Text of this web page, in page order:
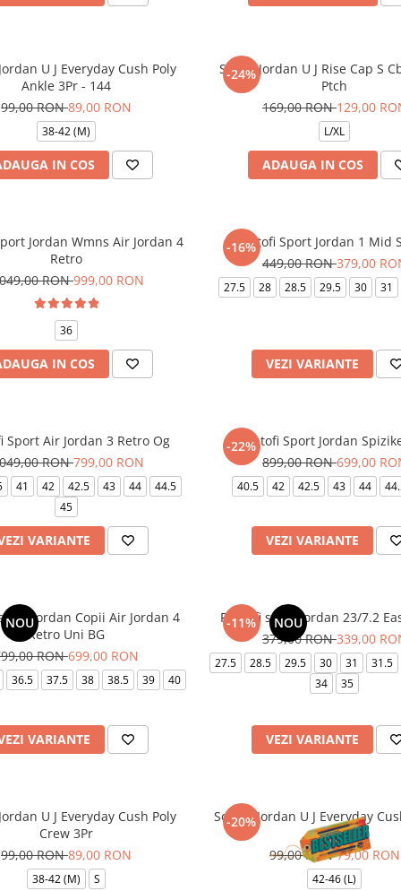
U J Everyday Cush Poly
Ankle 3Pr - 144
99,00 RON89,00 RON
38-42 (M)
IN COS
-24%
Sapca Jordan U J Rise Cap S
Ptch
169,00 RON129,00
L/XL
ADAUGA IN COS
Jordan Wmns Air Jordan 4
Retro
RON999,00 RON
36
IN COS
-16%
Pantofi Sport Jordan 1 Mid
449,00 RON379,00
27.5 28 28.5 29.5 30 31
VEZI VARIANTE
Sport Air Jordan 3 Retro Og
RON799,00 RON
41 42 42.5 43 44
44.5
45
VARIANTE
-22%
Pantofi Sport Jordan
899,00 RON699,00
40.5 42 42.5 43 44
VEZI VARIANTE
NOUJordan Copii Air Jordan 4
Retro Uni BG
RON699,00 RON
36.5 37.5 38 38.5 39 40
VARIANTE
-11% NOU
Pantofi sport Jordan 23/7.2
379,00 RON339,00
27.5 28.5 29.5 30 31
31.5
34
35
VEZI VARIANTE
U J Everyday Cush Poly
Crew 3Pr
99,00 RON89,00 RON
38-42 (M) S
-20%
Sosete Jordan U J Everyday
3Pr
99,00 RON79,00 RON
42-46 (L)